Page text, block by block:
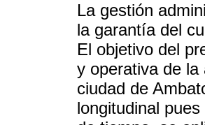
La gestión
la garantía del
El objetivo del
y operativa de la
ciudad de
longitudinal